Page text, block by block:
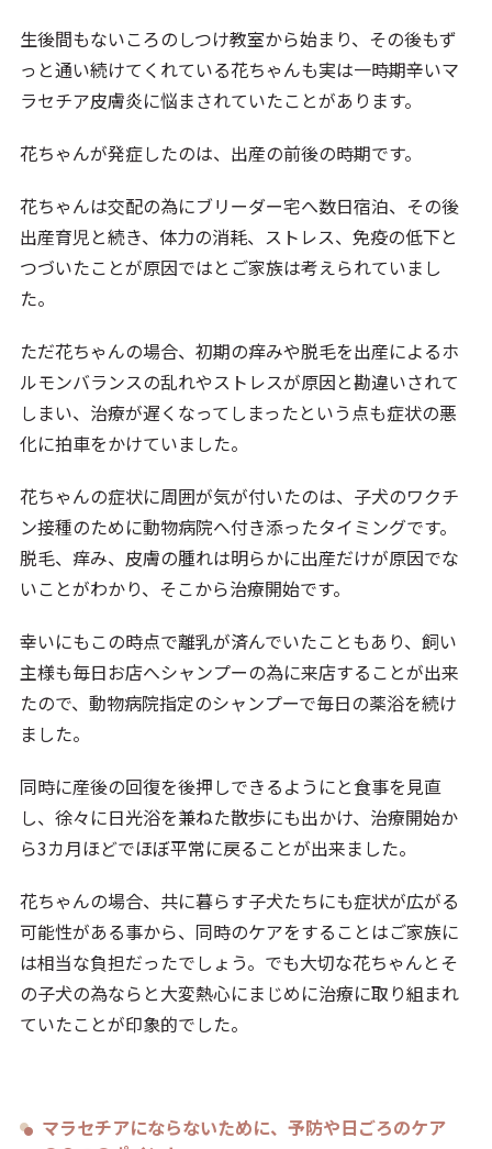
生後間もないころのしつけ教室から始まり、その後もず
っと通い続けてくれている花ちゃんも実は一時期辛いマ
ラセチア皮膚炎に悩まされていたことがあります。
花ちゃんが発症したのは、出産の前後の時期です。
花ちゃんは交配の為にブリーダー宅へ数日宿泊、その後
出産育児と続き、体力の消耗、ストレス、免疫の低下と
つづいたことが原因ではとご家族は考えられていまし
た。
ただ花ちゃんの場合、初期の痒みや脱毛を出産によるホ
ルモンバランスの乱れやストレスが原因と勘違いされて
しまい、治療が遅くなってしまったという点も症状の悪
化に拍車をかけていました。
花ちゃんの症状に周囲が気が付いたのは、子犬のワクチ
ン接種のために動物病院へ付き添ったタイミングです。
脱毛、痒み、皮膚の腫れは明らかに出産だけが原因でな
いことがわかり、そこから治療開始です。
幸いにもこの時点で離乳が済んでいたこともあり、飼い
主様も毎日お店へシャンプーの為に来店することが出来
たので、動物病院指定のシャンプーで毎日の薬浴を続け
ました。
同時に産後の回復を後押しできるようにと食事を見直
し、徐々に日光浴を兼ねた散歩にも出かけ、治療開始か
ら3カ月ほどでほぼ平常に戻ることが出来ました。
花ちゃんの場合、共に暮らす子犬たちにも症状が広がる
可能性がある事から、同時のケアをすることはご家族に
は相当な負担だったでしょう。でも大切な花ちゃんとそ
の子犬の為ならと大変熱心にまじめに治療に取り組まれ
ていたことが印象的でした。
マラセチアにならないために、予防や日ごろのケア